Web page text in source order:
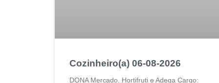
Cozinheiro(a) 06-08-2026
DONA Mercado, Hortifruti e Adega Cargo: